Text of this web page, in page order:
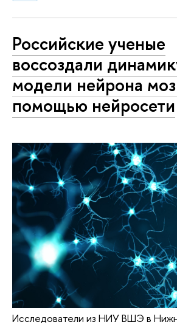
Российские ученые
воссоздали
модели нейрона
помощью нейросети
Исследователи из НИУ ВШЭ в